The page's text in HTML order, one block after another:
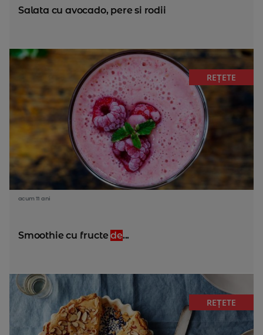
Salata cu avocado, pere si rodii
REȚETE
acum 11 ani
Smoothie cu fructede...
REȚETE